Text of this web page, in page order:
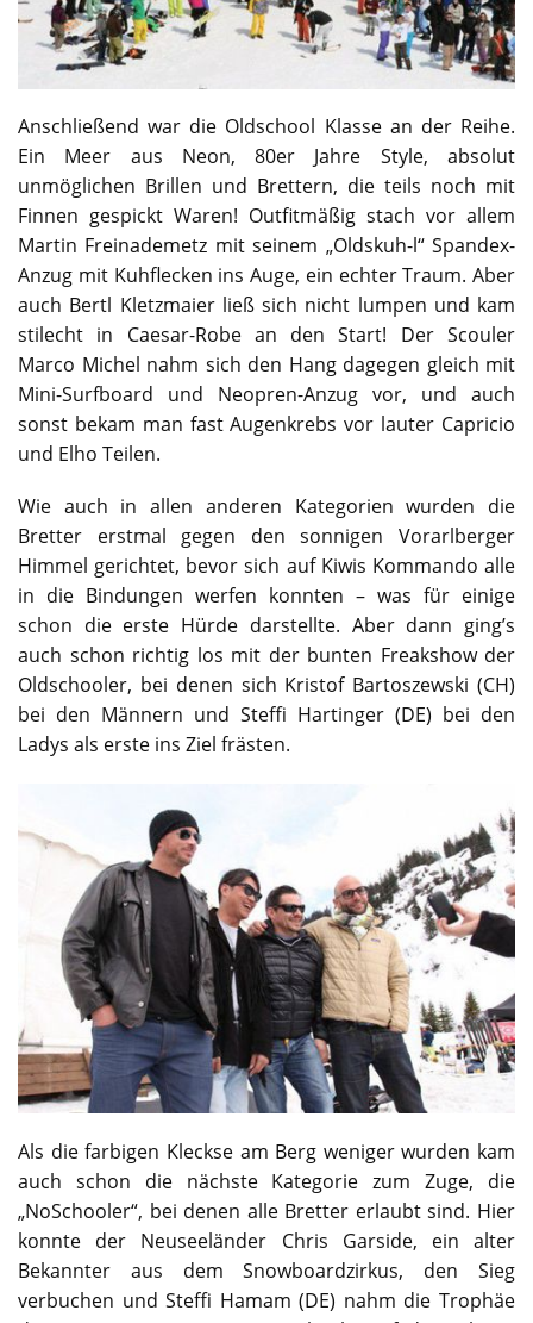
Anschließend war die Oldschool Klasse an der Reihe.
Ein Meer aus Neon, 80er Jahre Style, absolut
unmöglichen Brillen und Brettern, die teils noch mit
Finnen gespickt Waren! Outfitmäßig stach vor allem
Martin Freinademetz mit seinem „Oldskuh-l“ Spandex-
Anzug mit Kuhflecken ins Auge, ein echter Traum. Aber
auch Bertl Kletzmaier ließ sich nicht lumpen und kam
stilecht in Caesar-Robe an den Start! Der Scouler
Marco Michel nahm sich den Hang dagegen gleich mit
Mini-Surfboard und Neopren-Anzug vor, und auch
sonst bekam man fast Augenkrebs vor lauter Capricio
und Elho Teilen.
Wie auch in allen anderen Kategorien wurden die
Bretter erstmal gegen den sonnigen Vorarlberger
Himmel gerichtet, bevor sich auf Kiwis Kommando alle
in die Bindungen werfen konnten – was für einige
schon die erste Hürde darstellte. Aber dann ging’s
auch schon richtig los mit der bunten Freakshow der
Oldschooler, bei denen sich Kristof Bartoszewski (CH)
bei den Männern und Steffi Hartinger (DE) bei den
Ladys als erste ins Ziel frästen.
Als die farbigen Kleckse am Berg weniger wurden kam
auch schon die nächste Kategorie zum Zuge, die
„NoSchooler“, bei denen alle Bretter erlaubt sind. Hier
konnte der Neuseeländer Chris Garside, ein alter
Bekannter aus dem Snowboardzirkus, den Sieg
verbuchen und Steffi Hamam (DE) nahm die Trophäe